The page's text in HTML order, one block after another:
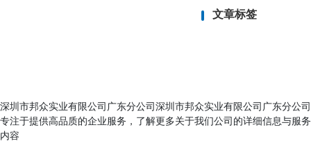
文章标签
深圳市邦众实业有限公司广东分公司深圳市邦众实业有限公司广东分公司
专注于提供高品质的企业服务，了解更多关于我们公司的详细信息与服务
内容